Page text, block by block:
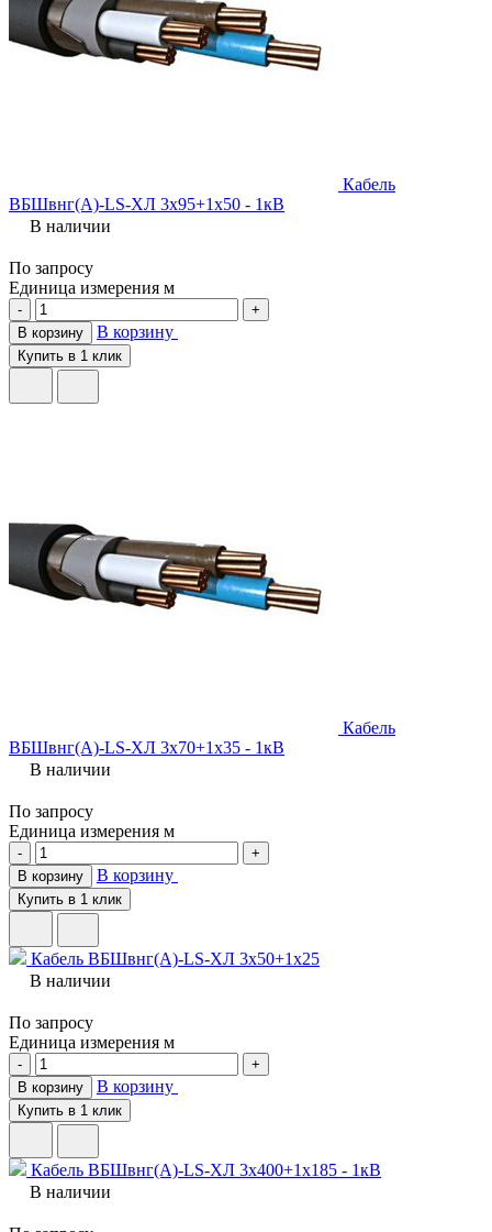
Кабель
ВБШвнг(A)-LS-ХЛ 3х95+1х50 - 1кВ
В наличии
По запросу
Единица измерения м
-
+
В корзину
В корзину
Купить в 1 клик
Кабель
ВБШвнг(A)-LS-ХЛ 3х70+1х35 - 1кВ
В наличии
По запросу
Единица измерения м
-
+
В корзину
В корзину
Купить в 1 клик
Кабель ВБШвнг(A)-LS-ХЛ 3х50+1х25
В наличии
По запросу
Единица измерения м
-
+
В корзину
В корзину
Купить в 1 клик
Кабель ВБШвнг(A)-LS-ХЛ 3х400+1х185 - 1кВ
В наличии